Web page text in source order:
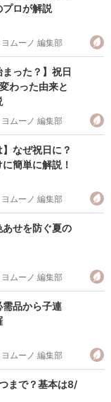
ロが解説
ヨムーノ 編集部
まった？】祝日
わった由来と
ヨムーノ 編集部
】なぜ祝日に？
簡単に解説！
ヨムーノ 編集部
せを防ぐ夏の
ヨムーノ 編集部
品から子連
ヨムーノ 編集部
まで？基本は8/